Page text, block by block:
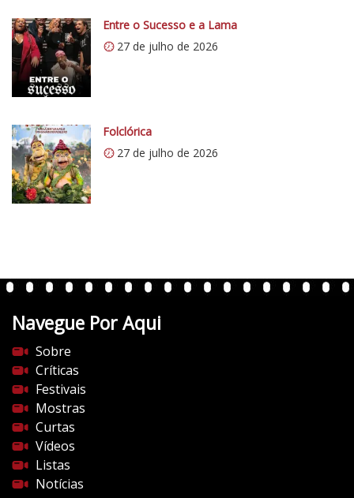
0
.
w
p
.
o
m
/
v
e
n
e
d
o
c
i
n
e
m
a
Entre o Sucesso e a Lama
27 de julho de 2026
Folclórica
27 de julho de 2026
Navegue Por Aqui
Sobre
Críticas
Festivais
Mostras
Curtas
Vídeos
Listas
Notícias